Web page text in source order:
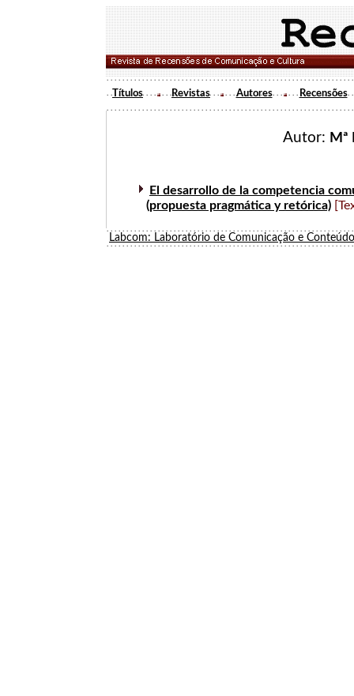
Títulos Revistas Autores Recensões
Autor: Mª
El desarrollo de la competencia
(propuesta pragmática y retórica)
Labcom: Laboratório de Comunicação e